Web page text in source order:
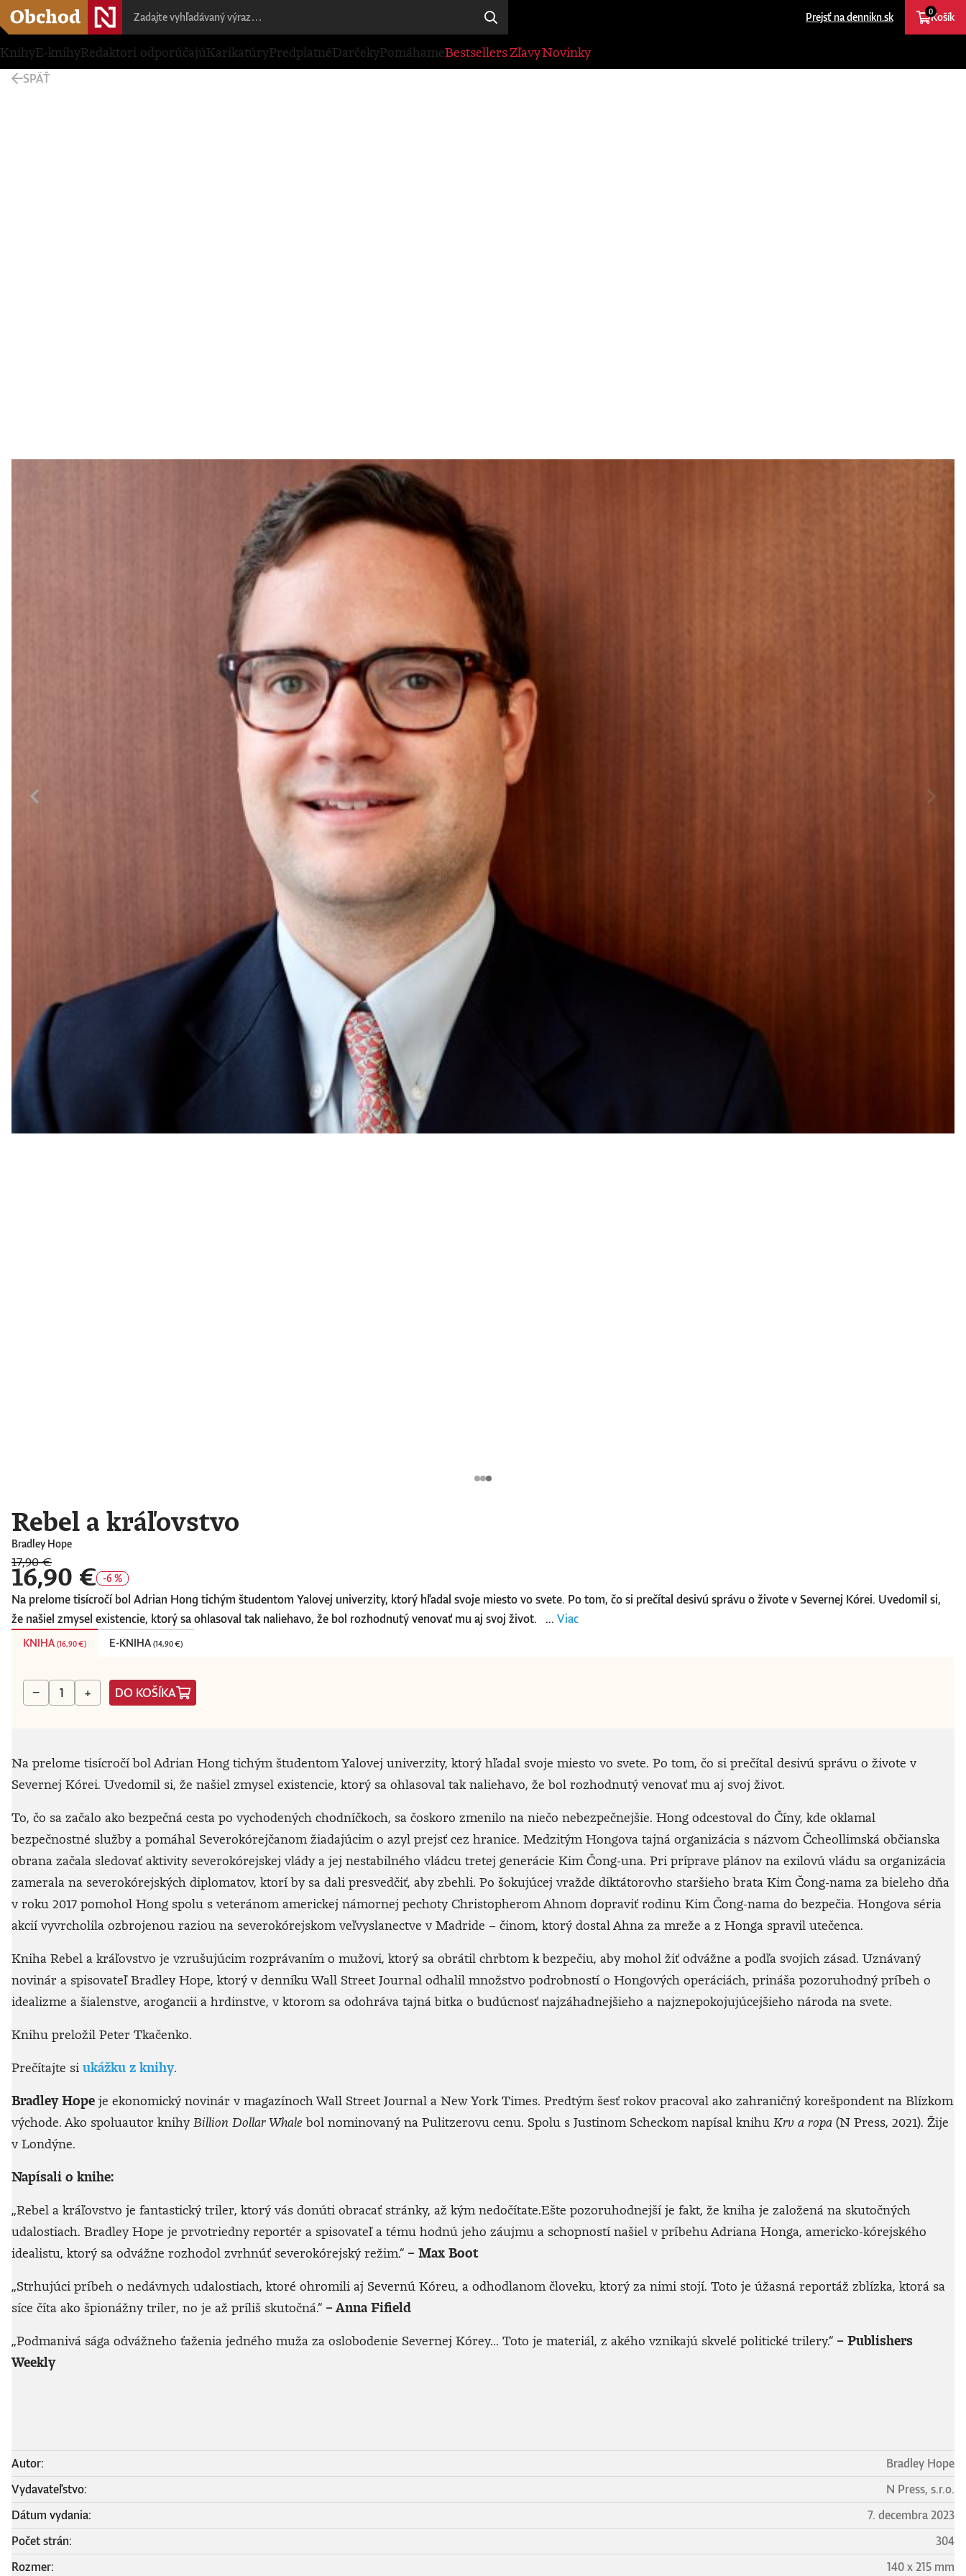
Prejsť na dennikn.sk Košík
0
KnihyE-knihyRedaktori odporúčajúKarikatúryPredplatnéDarčekyPomáhameBestsellersZľavyNovinky
SPÄŤ
Rebel a kráľovstvo
Bradley Hope
17,90 €
16,90 € -6 %
Na prelome tisícročí bol Adrian Hong tichým študentom Yalovej univerzity, ktorý hľadal svoje miesto vo svete. Po tom, čo si prečítal desivú správu o živote v Severnej Kórei. Uvedomil si,
že našiel zmysel existencie, ktorý sa ohlasoval tak naliehavo, že bol rozhodnutý venovať mu aj svoj život. ... Viac
KNIHA (16,90 €) E-KNIHA (14,90 €)
− + DO KOŠÍKA
Na prelome tisícročí bol Adrian Hong tichým študentom Yalovej univerzity, ktorý hľadal svoje miesto vo svete. Po tom, čo si prečítal desivú správu o živote v
Severnej Kórei. Uvedomil si, že našiel zmysel existencie, ktorý sa ohlasoval tak naliehavo, že bol rozhodnutý venovať mu aj svoj život.
To, čo sa začalo ako bezpečná cesta po vychodených chodníčkoch, sa čoskoro zmenilo na niečo nebezpečnejšie. Hong odcestoval do Číny, kde oklamal
bezpečnostné služby a pomáhal Severokórejčanom žiadajúcim o azyl prejsť cez hranice. Medzitým Hongova tajná organizácia s názvom Čcheollimská občianska
obrana začala sledovať aktivity severokórejskej vlády a jej nestabilného vládcu tretej generácie Kim Čong-una. Pri príprave plánov na exilovú vládu sa organizácia
zamerala na severokórejských diplomatov, ktorí by sa dali presvedčiť, aby zbehli. Po šokujúcej vražde diktátorovho staršieho brata Kim Čong-nama za bieleho dňa
v roku 2017 pomohol Hong spolu s veteránom americkej námornej pechoty Christopherom Ahnom dopraviť rodinu Kim Čong-nama do bezpečia. Hongova séria
akcií vyvrcholila ozbrojenou raziou na severokórejskom veľvyslanectve v Madride – činom, ktorý dostal Ahna za mreže a z Honga spravil utečenca.
Kniha Rebel a kráľovstvo je vzrušujúcim rozprávaním o mužovi, ktorý sa obrátil chrbtom k bezpečiu, aby mohol žiť odvážne a podľa svojich zásad. Uznávaný
novinár a spisovateľ Bradley Hope, ktorý v denníku Wall Street Journal odhalil množstvo podrobností o Hongových operáciách, prináša pozoruhodný príbeh o
idealizme a šialenstve, arogancii a hrdinstve, v ktorom sa odohráva tajná bitka o budúcnosť najzáhadnejšieho a najznepokojujúcejšieho národa na svete.
Knihu preložil Peter Tkačenko.
Prečítajte si ukážku z knihy.
Bradley Hope je ekonomický novinár v magazínoch Wall Street Journal a New York Times. Predtým šesť rokov pracoval ako zahraničný korešpondent na Blízkom
východe. Ako spoluautor knihy Billion Dollar Whalebol nominovaný na Pulitzerovu cenu. Spolu s Justinom Scheckom napísal knihu Krv a ropa (N Press, 2021). Žije
v Londýne.
Napísali o knihe:
„Rebel a kráľovstvo je fantastický triler, ktorý vás donúti obracať stránky, až kým nedočítate.Ešte pozoruhodnejší je fakt, že kniha je založená na skutočných
udalostiach. Bradley Hope je prvotriedny reportér a spisovateľ a tému hodnú jeho záujmu a schopností našiel v príbehu Adriana Honga, americko-kórejského
idealistu, ktorý sa odvážne rozhodol zvrhnúť severokórejský režim.“ – Max Boot
„Strhujúci príbeh o nedávnych udalostiach, ktoré ohromili aj Severnú Kóreu, a odhodlanom človeku, ktorý za nimi stojí. Toto je úžasná reportáž zblízka, ktorá sa
síce číta ako špionážny triler, no je až príliš skutočná.“ – Anna Fifield
„Podmanivá sága odvážneho ťaženia jedného muža za oslobodenie Severnej Kórey... Toto je materiál, z akého vznikajú skvelé politické trilery.“ – Publishers
Weekly
Autor:
Bradley Hope
Vydavateľstvo:
N Press, s.r.o.
Dátum vydania:
7. decembra 2023
Počet strán:
304
Rozmer:
140 x 215 mm